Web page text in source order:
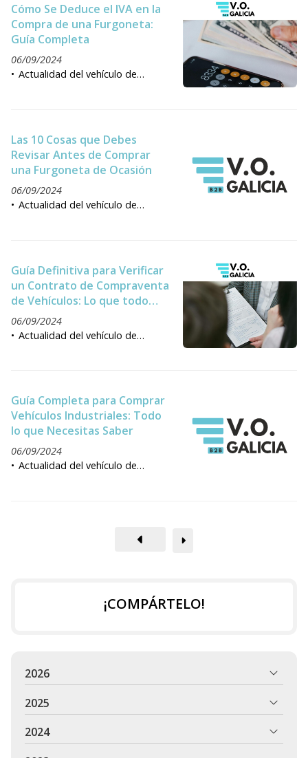
Cómo Se Deduce el IVA en la
Compra de una Furgoneta:
Guía Completa
06/09/2024
Actualidad del vehículo de
Las 10 Cosas que Debes
Revisar Antes de Comprar
una Furgoneta de Ocasión
06/09/2024
Actualidad del vehículo de
Guía Definitiva para Verificar
un Contrato de Compraventa
de Vehículos: Lo que todo
profesional debe revisar
antes de firmar
06/09/2024
Actualidad del vehículo de
Guía Completa para Comprar
Vehículos Industriales: Todo
lo que Necesitas Saber
06/09/2024
Actualidad del vehículo de
¡COMPÁRTELO!
2026
2025
2024